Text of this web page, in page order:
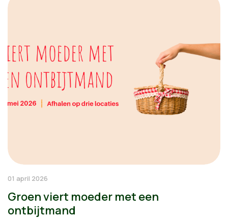
01 april 2026
Groen viert moeder met een
ontbijtmand